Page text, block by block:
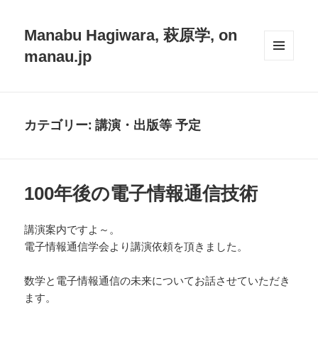
Manabu Hagiwara, 萩原学, on
manau.jp
カテゴリー:講演・出版等 予定
100年後の電子情報通信技術
講演案内ですよ～。
電子情報通信学会より講演依頼を頂きました。
数学と電子情報通信の未来についてお話させていただき
ます。